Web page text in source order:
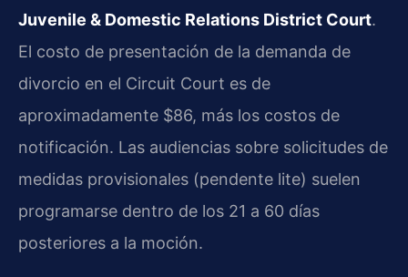
Juvenile & Domestic Relations District Court.
El costo de presentación de la demanda de
divorcio en el Circuit Court es de
aproximadamente $86, más los costos de
notificación. Las audiencias sobre solicitudes de
medidas provisionales (pendente lite) suelen
programarse dentro de los 21 a 60 días
posteriores a la moción.